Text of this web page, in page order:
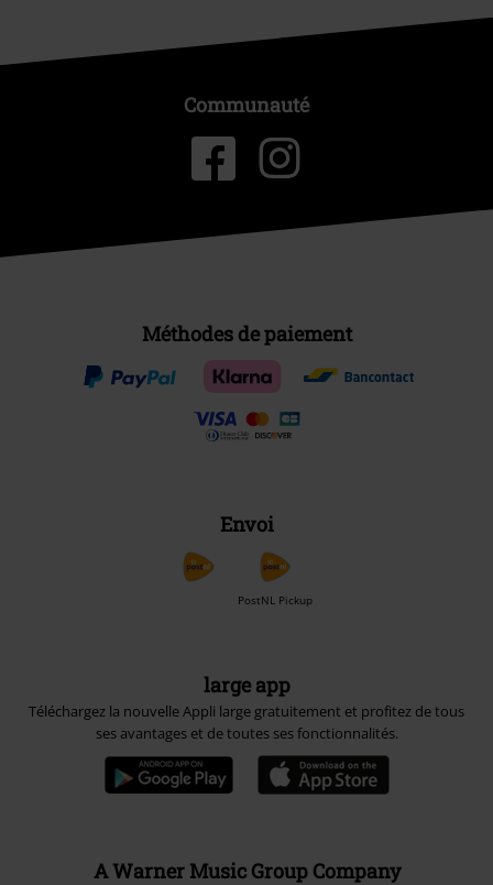
Communauté
Méthodes de paiement
Envoi
PostNL Pickup
large app
Téléchargez la nouvelle Appli large gratuitement et profitez de tous
ses avantages et de toutes ses fonctionnalités.
A Warner Music Group Company